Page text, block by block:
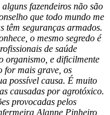
fazendeiros não são
que todo mundo me
têm seguranças armados.
o mesmo segredo é
de saúde
organismo, e dificilmente
for mais grave, os
possível causa. É muito
causadas por agrotóxico.
provocadas pelos
Alanne Pinheiro